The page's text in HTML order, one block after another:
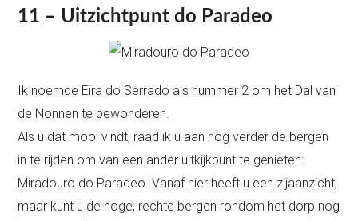
11 – Uitzichtpunt do Paradeo
Ik noemde Eira do Serrado als nummer 2 om het Dal van
de Nonnen te bewonderen.
Als u dat mooi vindt, raad ik u aan nog verder de bergen
in te rijden om van een ander uitkijkpunt te genieten:
Miradouro do Paradeo. Vanaf hier heeft u een zijaanzicht,
maar kunt u de hoge, rechte bergen rondom het dorp nog